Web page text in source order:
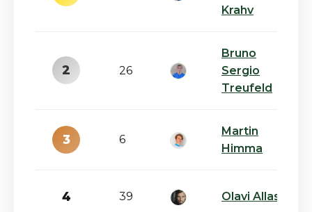
Krahv
2 26
Bruno
Sergio
Treufeld
3 6
Martin
Himma
4 39 Olavi Allase